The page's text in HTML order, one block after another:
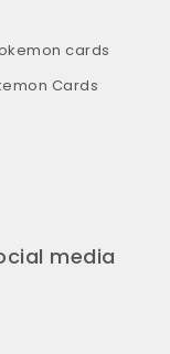
cards
Cards
media